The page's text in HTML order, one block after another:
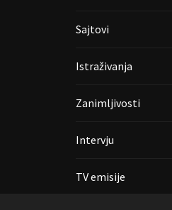
Sajtovi
Istraživanja
Zanimljivosti
Intervju
TV emisije